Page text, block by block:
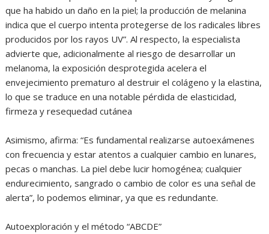
que ha habido un daño en la piel; la producción de melanina
indica que el cuerpo intenta protegerse de los radicales libres
producidos por los rayos UV”. Al respecto, la especialista
advierte que, adicionalmente al riesgo de desarrollar un
melanoma, la exposición desprotegida acelera el
envejecimiento prematuro al destruir el colágeno y la elastina,
lo que se traduce en una notable pérdida de elasticidad,
firmeza y resequedad cutánea
Asimismo, afirma: “Es fundamental realizarse autoexámenes
con frecuencia y estar atentos a cualquier cambio en lunares,
pecas o manchas. La piel debe lucir homogénea; cualquier
endurecimiento, sangrado o cambio de color es una señal de
alerta”, lo podemos eliminar, ya que es redundante.
Autoexploración y el método “ABCDE”